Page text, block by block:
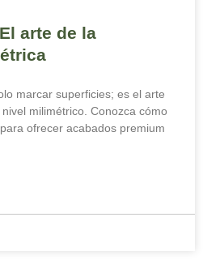
arte de la
marcar superficies; es el arte
milimétrico. Conozca cómo
ofrecer acabados premium